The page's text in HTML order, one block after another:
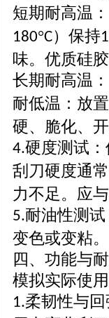
短期耐高温
180°C）保持
味。优质硅
长期耐高温
耐低温：放
硬、脆化、
4.硬度测试
刮刀硬度通
力不足。应
5.耐油性测
变色或变粘。
四、功能与
模拟实际使
1.柔韧性与